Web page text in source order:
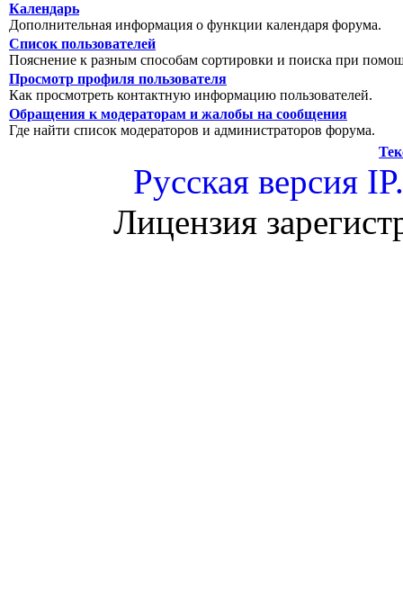
Календарь
Дополнительная информация о функции календаря форума.
Список пользователей
Пояснение к разным способам сортировки и поиска при
Просмотр профиля пользователя
Как просмотреть контактную информацию пользователей.
Обращения к модераторам и жалобы на сообщения
Где найти список модераторов и администраторов форума.
Русская версия
Лицензия